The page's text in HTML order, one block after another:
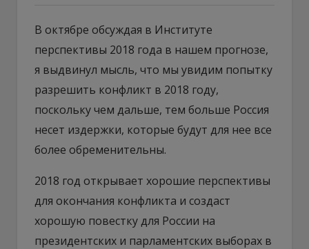
В октябре обсуждая в Институте
перспективы 2018 года в нашем прогнозе,
я выдвинул мысль, что мы увидим попытку
разрешить конфликт в 2018 году,
поскольку чем дальше, тем больше Россия
несет издержки, которые будут для нее все
более обременительны.
2018 год открывает хорошие перспективы
для окончания конфликта и создаст
хорошую повестку для России на
президентских и парламентских выборах в